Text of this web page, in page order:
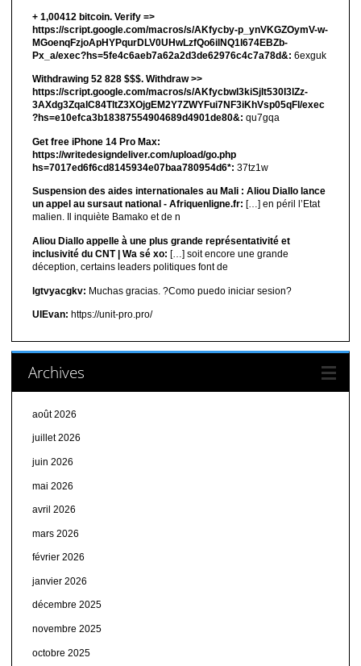
+ 1,00412 bitсоin. Verify =>
https://script.google.com/macros/s/AKfycby-p_ynVKGZOymV-w-
MGoenqFzjoApHYPqurDLV0UHwLzfQo6ilNQ1l674EBZb-
Px_a/exec?hs=5fe4c6aeb7a62a2d3de62976c4c7a78d&: 6exguk
Withdrawing 52 828 $$$. Withdrаw >>
https://script.google.com/macros/s/AKfycbwl3kiSjlt530I3lZz-
3AXdg3ZqalC84TltZ3XOjgEM2Y7ZWYFui7NF3iKhVsp05qFl/exec
?hs=e10efca3b18387554904689d4901de80&: qu7gqa
Get free iPhone 14 Pro Max:
https://writedesigndeliver.com/upload/go.php
hs=7017ed6f6cd8145934e07baa780954d6*: 37tz1w
Suspension des aides internationales au Mali : Aliou Diallo lance
un appel au sursaut national - Afriquenligne.fr: […] en péril l’Etat
malien. Il inquiète Bamako et de n
Aliou Diallo appelle à une plus grande représentativité et
inclusivité du CNT | Wa sé xo: […] soit encore une grande
déception, certains leaders politiques font de
lgtvyacgkv: Muchas gracias. ?Como puedo iniciar sesion?
UIEvan: https://unit-pro.pro/
Archives
août 2026
juillet 2026
juin 2026
mai 2026
avril 2026
mars 2026
février 2026
janvier 2026
décembre 2025
novembre 2025
octobre 2025